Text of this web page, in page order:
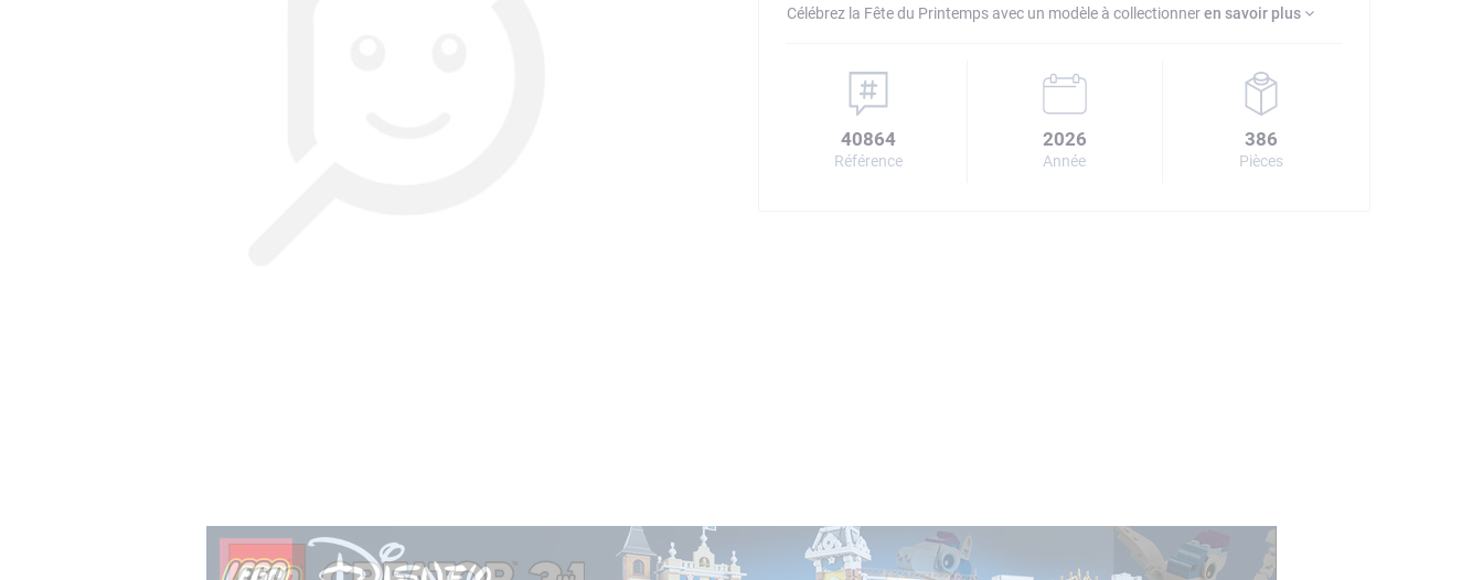
Célébrez la Fête du Printemps avec un modèle à collectionneren savoir plus
40864
Référence
2026
Année
386
Pièces